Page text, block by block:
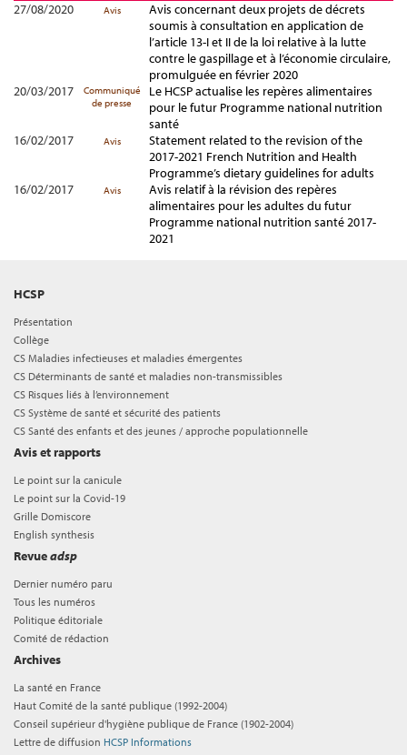
27/08/2020
Avis
Avis concernant deux projets de décrets
soumis à consultation en application de
l’article 13-I et II de la loi relative à la lutte
contre le gaspillage et à l’économie circulaire,
promulguée en février 2020
20/03/2017
Communiqué
de presse
Le HCSP actualise les repères alimentaires
pour le futur Programme national nutrition
santé
16/02/2017
Avis
Statement related to the revision of the
2017-2021 French Nutrition and Health
Programme’s dietary guidelines for adults
16/02/2017
Avis
Avis relatif à la révision des repères
alimentaires pour les adultes du futur
Programme national nutrition santé 2017-
2021
HCSP
Présentation
Collège
CS Maladies infectieuses et maladies émergentes
CS Déterminants de santé et maladies non-transmissibles
CS Risques liés à l’environnement
CS Système de santé et sécurité des patients
CS Santé des enfants et des jeunes / approche populationnelle
Avis et rapports
Le point sur la canicule
Le point sur la Covid-19
Grille Domiscore
English synthesis
Revueadsp
Dernier numéro paru
Tous les numéros
Politique éditoriale
Comité de rédaction
Archives
La santé en France
Haut Comité de la santé publique (1992-2004)
Conseil supérieur d'hygiène publique de France (1902-2004)
Lettre de diffusion HCSP Informations